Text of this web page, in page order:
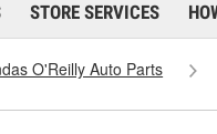
STORE SERVICES
O'Reilly Auto Parts